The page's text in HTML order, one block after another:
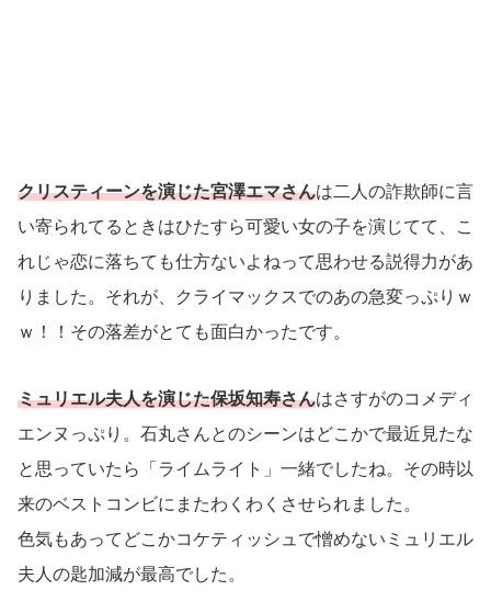
クリスティーンを演じた宮澤エマさんは二人の詐欺師に言
い寄られてるときはひたすら可愛い女の子を演じてて、こ
れじゃ恋に落ちても仕方ないよねって思わせる説得力があ
りました。それが、クライマックスでのあの急変っぷりｗ
ｗ！！その落差がとても面白かったです。
ミュリエル夫人を演じた保坂知寿さんはさすがのコメディ
エンヌっぷり。石丸さんとのシーンはどこかで最近見たな
と思っていたら「ライムライト」一緒でしたね。その時以
来のベストコンビにまたわくわくさせられました。
色気もあってどこかコケティッシュで憎めないミュリエル
夫人の匙加減が最高でした。